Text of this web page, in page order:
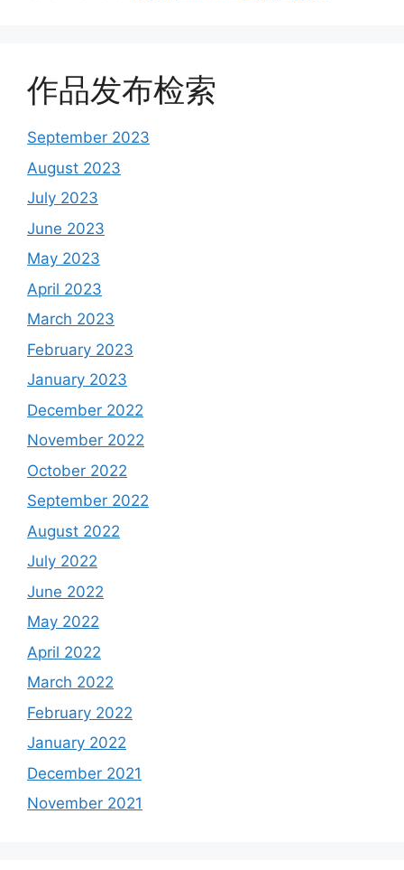
作品发布检索
September 2023
August 2023
July 2023
June 2023
May 2023
April 2023
March 2023
February 2023
January 2023
December 2022
November 2022
October 2022
September 2022
August 2022
July 2022
June 2022
May 2022
April 2022
March 2022
February 2022
January 2022
December 2021
November 2021